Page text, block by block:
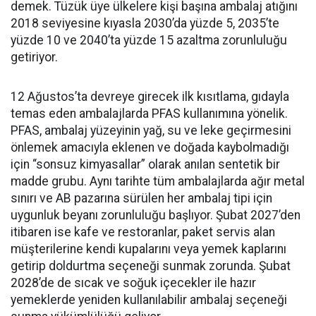
demek. Tüzük üye ülkelere kişi başına ambalaj atığını
2018 seviyesine kıyasla 2030’da yüzde 5, 2035’te
yüzde 10 ve 2040’ta yüzde 15 azaltma zorunluluğu
getiriyor.
12 Ağustos’ta devreye girecek ilk kısıtlama, gıdayla
temas eden ambalajlarda PFAS kullanımına yönelik.
PFAS, ambalaj yüzeyinin yağ, su ve leke geçirmesini
önlemek amacıyla eklenen ve doğada kaybolmadığı
için “sonsuz kimyasallar” olarak anılan sentetik bir
madde grubu. Aynı tarihte tüm ambalajlarda ağır metal
sınırı ve AB pazarına sürülen her ambalaj tipi için
uygunluk beyanı zorunluluğu başlıyor. Şubat 2027’den
itibaren ise kafe ve restoranlar, paket servis alan
müşterilerine kendi kupalarını veya yemek kaplarını
getirip doldurtma seçeneği sunmak zorunda. Şubat
2028’de de sıcak ve soğuk içecekler ile hazır
yemeklerde yeniden kullanılabilir ambalaj seçeneği